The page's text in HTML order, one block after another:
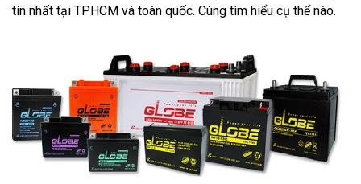
tín nhất tại TPHCM và toàn quốc. Cùng tìm hiểu cụ thể nào.